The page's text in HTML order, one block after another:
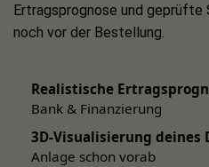
Umwelt- & Kostenvorteile
bessere Planbarkeit Ihrer
mit Solarpanel bzw. Solar
entsteht eine zukunftssichere
Emissionen reduziert und
Ertragsprognose und
noch vor der Bestellung.
Realistische
Bank & Finanzierung
3D-Visualisierung deines
Anlage schon vorab